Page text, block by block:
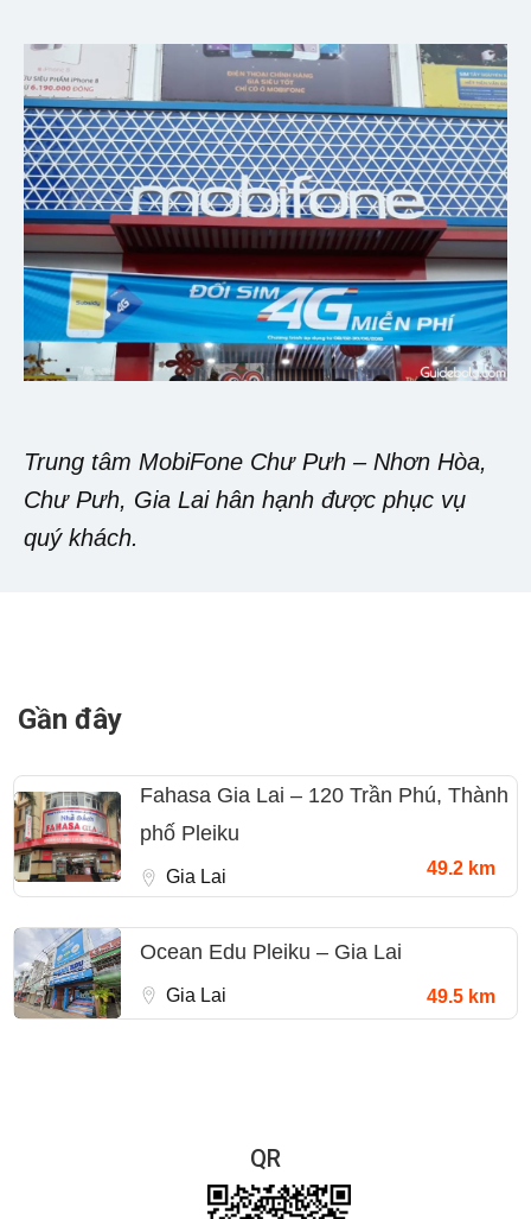
Trung tâm MobiFone Chư Pưh – Nhơn Hòa,
Chư Pưh, Gia Lai hân hạnh được phục vụ
quý khách.
Gần đây
Fahasa Gia Lai – 120 Trần Phú, Thành
phố Pleiku
Gia Lai 49.2 km
Ocean Edu Pleiku – Gia Lai
Gia Lai 49.5 km
QR